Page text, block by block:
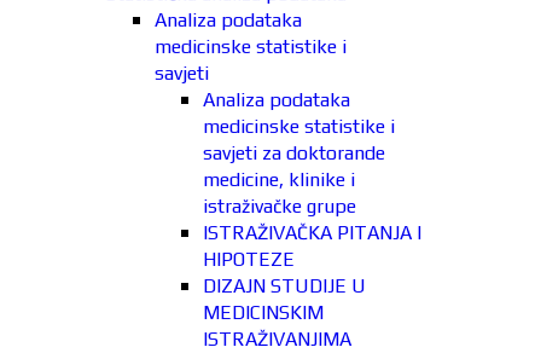
Analiza podataka
medicinske statistike i
savjeti
Analiza podataka
medicinske statistike i
savjeti za doktorande
medicine, klinike i
istraživačke grupe
ISTRAŽIVAČKA PITANJA I
HIPOTEZE
DIZAJN STUDIJE U
MEDICINSKIM
ISTRAŽIVANJIMA